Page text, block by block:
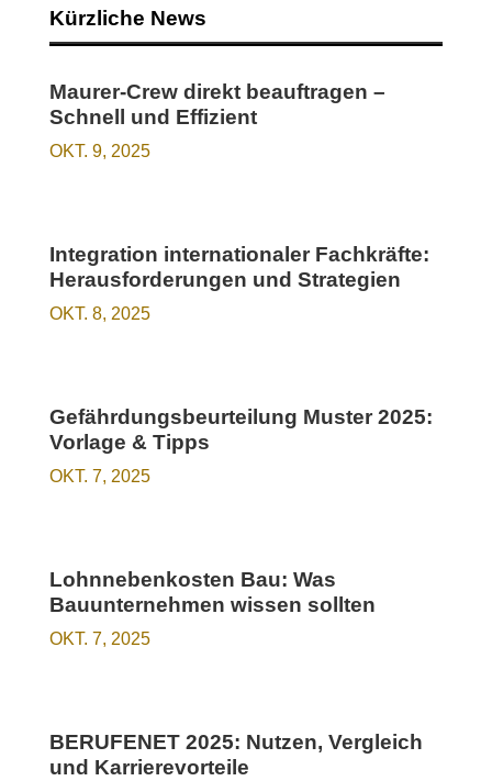
Kürzliche News
Maurer-Crew direkt beauftragen –
Schnell und Effizient
OKT. 9, 2025
Integration internationaler Fachkräfte:
Herausforderungen und Strategien
OKT. 8, 2025
Gefährdungsbeurteilung Muster 2025:
Vorlage & Tipps
OKT. 7, 2025
Lohnnebenkosten Bau: Was
Bauunternehmen wissen sollten
OKT. 7, 2025
BERUFENET 2025: Nutzen, Vergleich
und Karrierevorteile